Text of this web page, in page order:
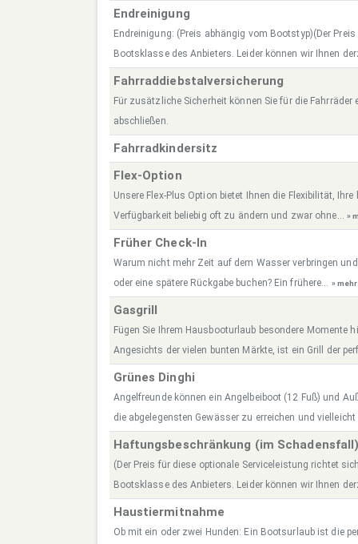
Endreinigung
Endreinigung: (Preis abhängig vom Bootstyp)(Der
Bootsklasse des Anbieters. Leider können wir Ihnen
Fahrraddiebstalversicherung
Für zusätzliche Sicherheit können Sie für die Fahrräder
abschließen.
Fahrradkindersitz
Flex-Option
Unsere Flex-Plus Option bietet Ihnen die Flexibilität,
Verfügbarkeit beliebig oft zu ändern und zwar ohne... »
Früher Check-In
Warum nicht mehr Zeit auf dem Wasser verbringen
oder eine spätere Rückgabe buchen? Ein frühere... » mehr
Gasgrill
Fügen Sie Ihrem Hausbooturlaub besondere Momente
Angesichts der vielen bunten Märkte, ist ein Grill der
Grünes Dinghi
Angelfreunde können ein Angelbeiboot (12 Fuß) und
die abgelegensten Gewässer zu erreichen und vielleicht
Haftungsbeschränkung (im Schadensfall)
(Der Preis für diese optionale Serviceleistung richtet
Bootsklasse des Anbieters. Leider können wir Ihnen
Haustiermitnahme
Ob mit ein oder zwei Hunden: Ein Bootsurlaub ist die